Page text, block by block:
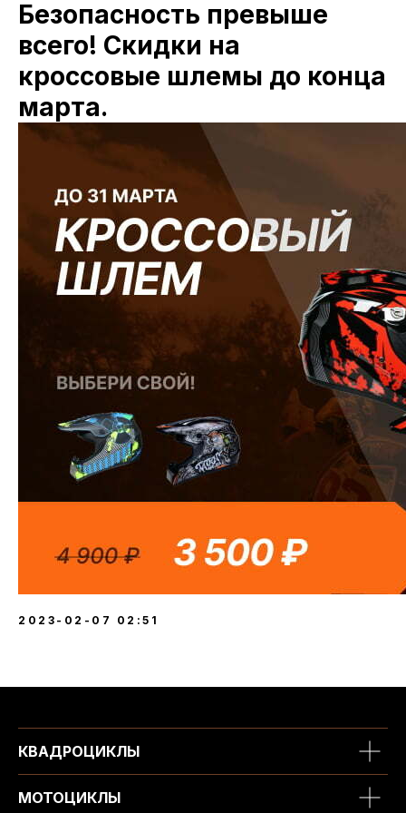
Безопасность превыше
всего! Скидки на
кроссовые шлемы до конца
марта.
2023-02-07 02:51
КВАДРОЦИКЛЫ
МОТОЦИКЛЫ